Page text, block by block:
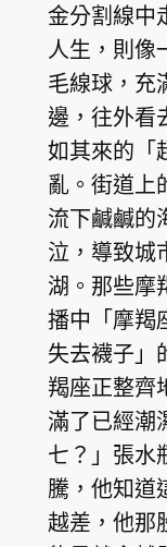
金分割線中
人生，則像
毛線球，充
邊，往外看
如其來的「
亂。街道上
流下鹹鹹的
泣，導致城
湖。那些摩
播中「摩羯
失去襪子」
羯座正整齊
滿了已經潮
七？」張水
騰，他知道
越差，他那